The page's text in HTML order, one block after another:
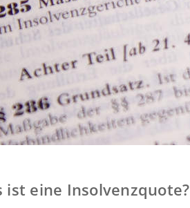
ist eine Insolvenzquote?